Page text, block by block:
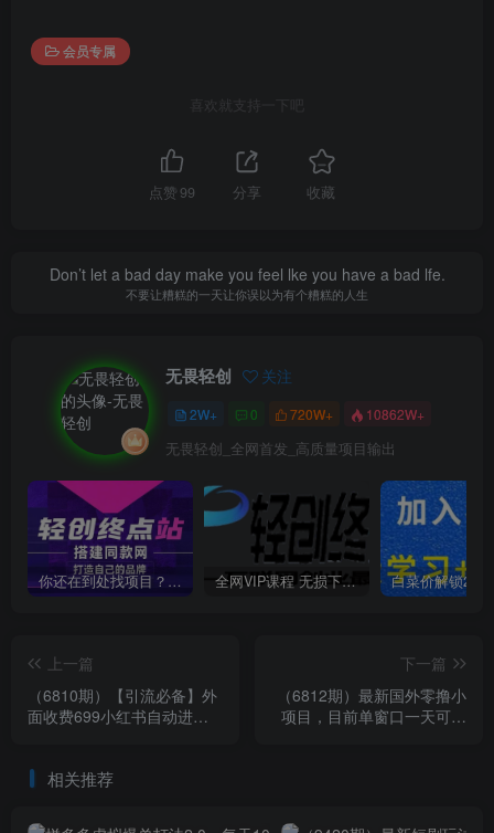
会员专属
喜欢就支持一下吧
点赞 99 分享 收藏
Don’t let a bad day make you feel lke you have a bad lfe.
不要让糟糕的一天让你误以为有个糟糕的人生
无畏轻创 关注
2W+ 0 720W+ 10862W+
无畏轻创_全网首发_高质量项目输出
你还在到处找项目？还在当韭菜？我靠卖项目一个月收入5万+，曾经我也是个失败者。 全网VIP课程 无损下载~
上一篇
（6810期）【引流必备】外
面收费699小红书自动进群
下一篇
（6812期）最新国外零撸小
项目，目前单窗口一天可撸
相关推荐